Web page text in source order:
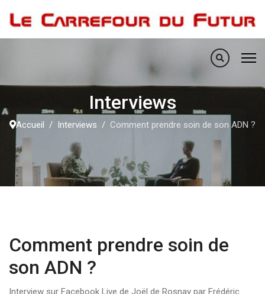
Interviews
Accueil Interviews Comment prendre soin de son ADN ?
Comment prendre soin de
son ADN ?
Interview sur Facebook Live de Joël de Rosnay par Frédéric